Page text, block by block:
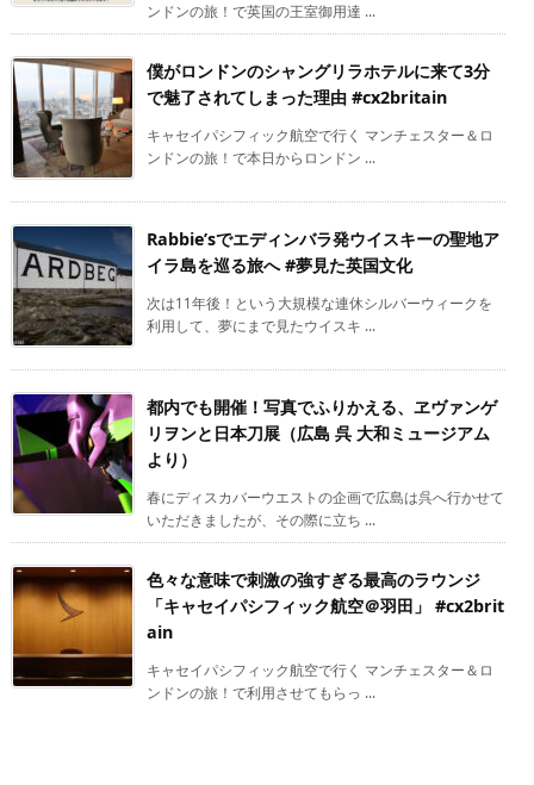
ンドンの旅！で英国の王室御用達 ...
僕がロンドンのシャングリラホテルに来て3分
で魅了されてしまった理由 #cx2britain
キャセイパシフィック航空で行く マンチェスター＆ロ
ンドンの旅！で本日からロンドン ...
Rabbie’sでエディンバラ発ウイスキーの聖地ア
イラ島を巡る旅へ #夢見た英国文化
次は11年後！という大規模な連休シルバーウィークを
利用して、夢にまで見たウイスキ ...
都内でも開催！写真でふりかえる、ヱヴァンゲ
リヲンと日本刀展（広島 呉 大和ミュージアム
より）
春にディスカバーウエストの企画で広島は呉へ行かせて
いただきましたが、その際に立ち ...
色々な意味で刺激の強すぎる最高のラウンジ
「キャセイパシフィック航空＠羽田」 #cx2brit
ain
キャセイパシフィック航空で行く マンチェスター＆ロ
ンドンの旅！で利用させてもらっ ...